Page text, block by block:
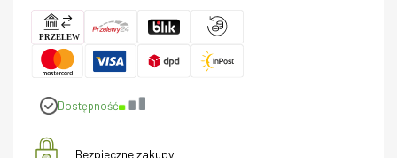
Dostępność
Bezpieczne zakupy